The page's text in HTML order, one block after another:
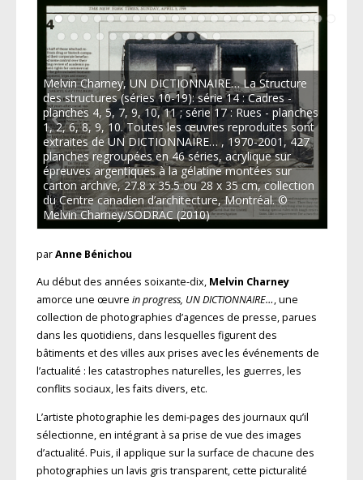
Melvin Charney, UN DICTIONNAIRE… La Structure
des structures (séries 10-19): série 14 : Cadres -
planches 4, 5, 7, 9, 10, 11 ; série 17 : Rues - planches
1, 2, 6, 8, 9, 10. Toutes les œuvres reproduites sont
extraites de UN DICTIONNAIRE… , 1970-2001, 427
planches regroupées en 46 séries, acrylique sur
épreuves argentiques à la gélatine montées sur
carton archive, 27.8 x 35.5 ou 28 x 35 cm, collection
du Centre canadien d’architecture, Montréal. ©
Melvin Charney/SODRAC (2010)
parAnne Bénichou
Au début des années soixante-dix, Melvin Charney
amorce une œuvre in progress, UN DICTIONNAIRE…, une
collection de photographies d’agences de presse, parues
dans les quotidiens, dans lesquelles figurent des
bâtiments et des villes aux prises avec les événements de
l’actualité : les catastrophes naturelles, les guerres, les
conflits sociaux, les faits divers, etc.
L’artiste photographie les demi-pages des journaux qu’il
sélectionne, en intégrant à sa prise de vue des images
d’actualité. Puis, il applique sur la surface de chacune des
photographies un lavis gris transparent, cette picturalité